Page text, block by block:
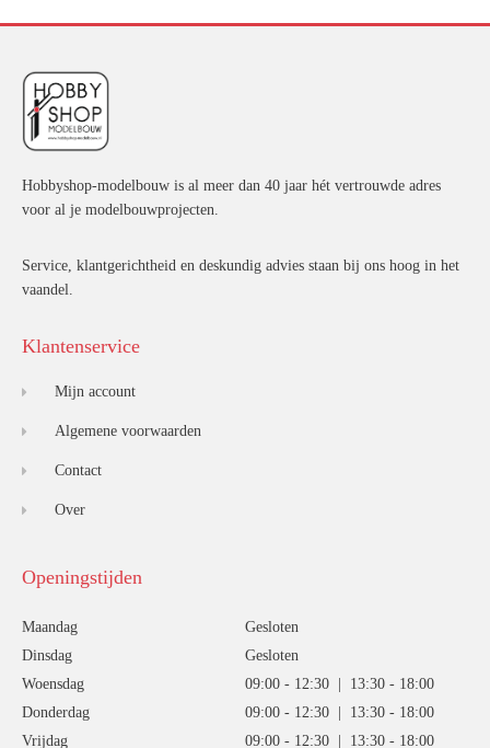
Hobbyshop-modelbouw is al meer dan 40 jaar hét vertrouwde adres
voor al je modelbouwprojecten.
Service, klantgerichtheid en deskundig advies staan bij ons hoog in het
vaandel.
Klantenservice
Mijn account
Algemene voorwaarden
Contact
Over
Openingstijden
Maandag
Gesloten
Dinsdag
Gesloten
Woensdag
09:00 - 12:30 | 13:30 - 18:00
Donderdag
09:00 - 12:30 | 13:30 - 18:00
Vrijdag
09:00 - 12:30 | 13:30 - 18:00